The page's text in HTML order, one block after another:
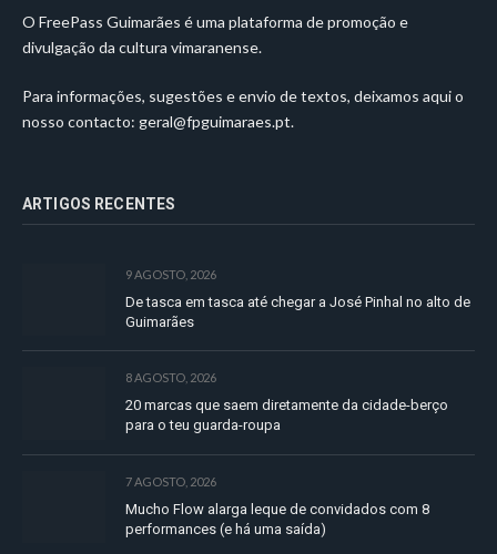
O FreePass Guimarães é uma plataforma de promoção e
divulgação da cultura vimaranense.
Para informações, sugestões e envio de textos, deixamos aqui o
nosso contacto: geral@fpguimaraes.pt.
ARTIGOS RECENTES
9 AGOSTO, 2026
De tasca em tasca até chegar a José Pinhal no alto de
Guimarães
8 AGOSTO, 2026
20 marcas que saem diretamente da cidade-berço
para o teu guarda-roupa
7 AGOSTO, 2026
Mucho Flow alarga leque de convidados com 8
performances (e há uma saída)